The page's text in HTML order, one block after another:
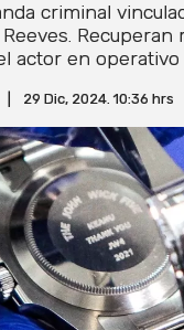
criminal
Recuperan
actor en operativo
29 Dic, 2024. 10:36 hrs